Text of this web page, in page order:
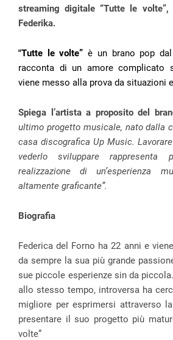
streaming digitale “Tutte le
Federika.
"Tutte le volte” è un brano pop
racconta di un amore complicato
viene messo alla prova da situazioni
Spiega l’artista a proposito del
ultimo progetto musicale, nato dalla
casa discografica Up Music.
vederlo sviluppare
realizzazione di un’esperienza
altamente graficante”.
Biografia
Federica del Forno ha 22 anni e
da sempre la sua più grande
sue piccole esperienze sin da
allo stesso tempo, introversa ha
migliore per esprimersi attraverso
presentare il suo progetto più
volte”